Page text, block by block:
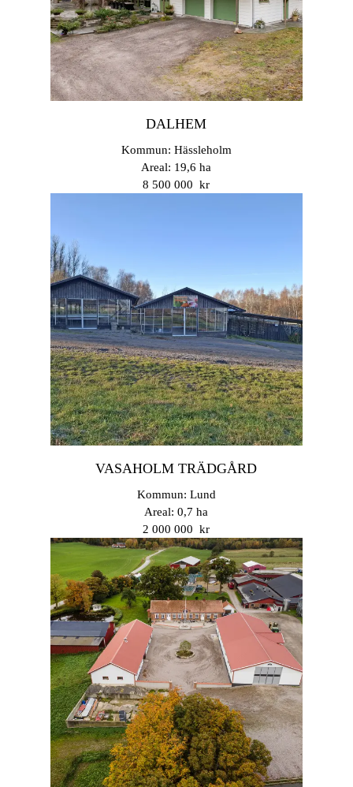
DALHEM
Kommun: Hässleholm
Areal: 19,6 ha
8 500 000 kr
VASAHOLM TRÄDGÅRD
Kommun: Lund
Areal: 0,7 ha
2 000 000 kr